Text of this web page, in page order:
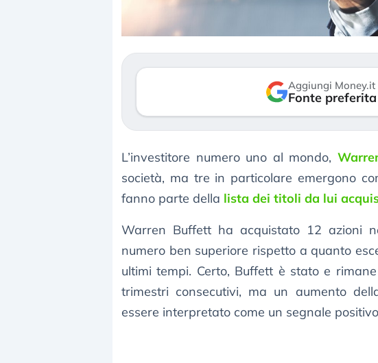
Aggiungi Money.it
Fonte
L’investitore numero uno al mondo,
società, ma tre in particolare emergono
fanno parte della lista dei titoli da lui
Warren Buffett ha acquistato 12 azioni
numero ben superiore rispetto a quanto
ultimi tempi. Certo, Buffett è stato e
trimestri consecutivi, ma un aumento
essere interpretato come un segnale
Dalle valutazioni estreme alla
correzione. Cosa sta guidando il
repricing degli asset?
3 agosto 2026